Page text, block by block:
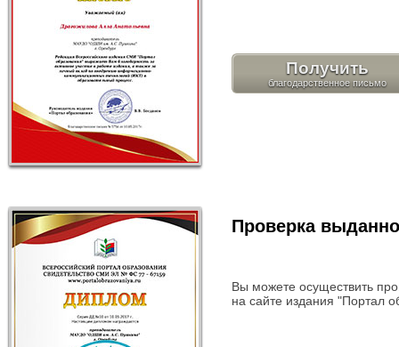
Получить
благодарственное письмо
Проверка
Вы можете осуществить
на сайте издания "Портал